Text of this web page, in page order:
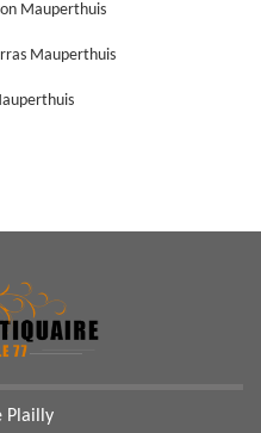
Mauperthuis
Mauperthuis
Plailly